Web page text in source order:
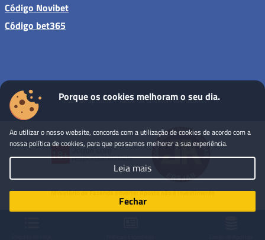
Código Novibet
Código bet365
Sites de apostas - Todos os direitos reservados
Porque os cookies melhoram o seu dia.
Ao utilizar o nosso website, concorda com a utilização de cookies de acordo com a
nossa política de cookies, para que possamos melhorar a sua experiência.
Leia mais
Fechar
Ministério da Fazenda adverte: Aposta não é investimento